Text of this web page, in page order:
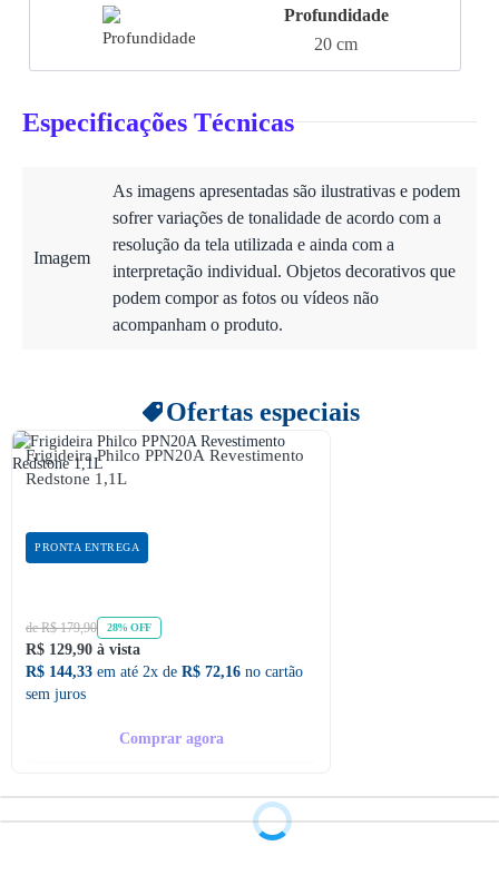
Profundidade
20 cm
Especificações Técnicas
Imagem
As imagens apresentadas são ilustrativas e podem
sofrer variações de tonalidade de acordo com a
resolução da tela utilizada e ainda com a
interpretação individual. Objetos decorativos que
podem compor as fotos ou vídeos não
acompanham o produto.
Ofertas especiais
Frigideira Philco PPN20A Revestimento
Redstone 1,1L
PRONTA ENTREGA
de R$ 179,90 28% OFF
R$ 129,90 à vista
R$ 144,33 em até 2x de R$ 72,16 no cartão
sem juros
Comprar agora